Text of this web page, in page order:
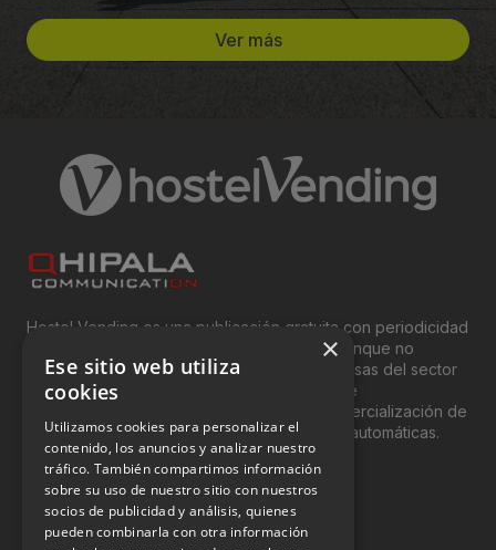
Ver más
Hostel Vending es una publicación gratuita con periodicidad
bimensual y que está orientada, principal, aunque no
exclusivamente, a los profesionales y empresas del sector
del “Vending”; nombre con el que se conoce
genéricamente entre profesionales a la comercialización de
productos y servicios a través de máquinas automáticas.
INFORMACIÓN LEGAL
Aviso Legal
×
Ese sitio web utiliza
cookies
Utilizamos cookies para personalizar el
contenido, los anuncios y analizar nuestro
tráfico. También compartimos información
sobre su uso de nuestro sitio con nuestros
socios de publicidad y análisis, quienes
pueden combinarla con otra información